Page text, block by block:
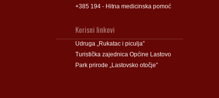
+385 194 - Hitna medicinska pomoć
Korisni linkovi
Udruga „Rukatac i piculja”
Turistička zajednica Općine Lastovo
Park prirode „Lastovsko otočje”